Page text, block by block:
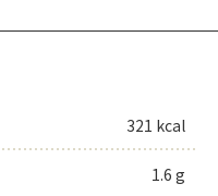
321 kcal
1.6 g